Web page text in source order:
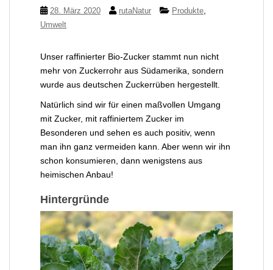
28. März 2020 rutaNatur Produkte
Umwelt
Unser raffinierter Bio-Zucker stammt nun nicht
mehr von Zuckerrohr aus Südamerika, sondern
wurde aus deutschen Zuckerrüben hergestellt.
Natürlich sind wir für einen maßvollen Umgang
mit Zucker, mit raffiniertem Zucker im
Besonderen und sehen es auch positiv, wenn
man ihn ganz vermeiden kann. Aber wenn wir ihn
schon konsumieren, dann wenigstens aus
heimischen Anbau!
Hintergründe